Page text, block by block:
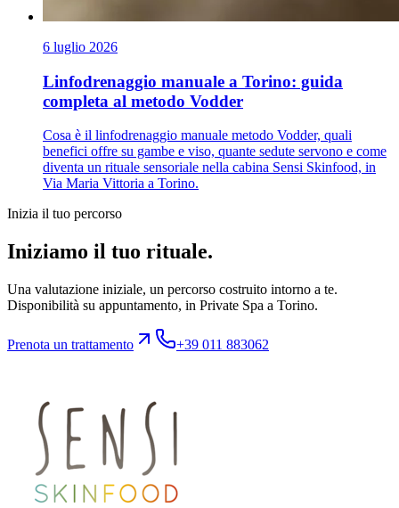
6 luglio 2026
Linfodrenaggio manuale a Torino: guida
completa al metodo Vodder
Cosa è il linfodrenaggio manuale metodo Vodder, quali
benefici offre su gambe e viso, quante sedute servono e come
diventa un rituale sensoriale nella cabina Sensi Skinfood, in
Via Maria Vittoria a Torino.
Inizia il tuo percorso
Iniziamo il tuo rituale.
Una valutazione iniziale, un percorso costruito intorno a te.
Disponibilità su appuntamento, in Private Spa a Torino.
Prenota un trattamento +39 011 883062